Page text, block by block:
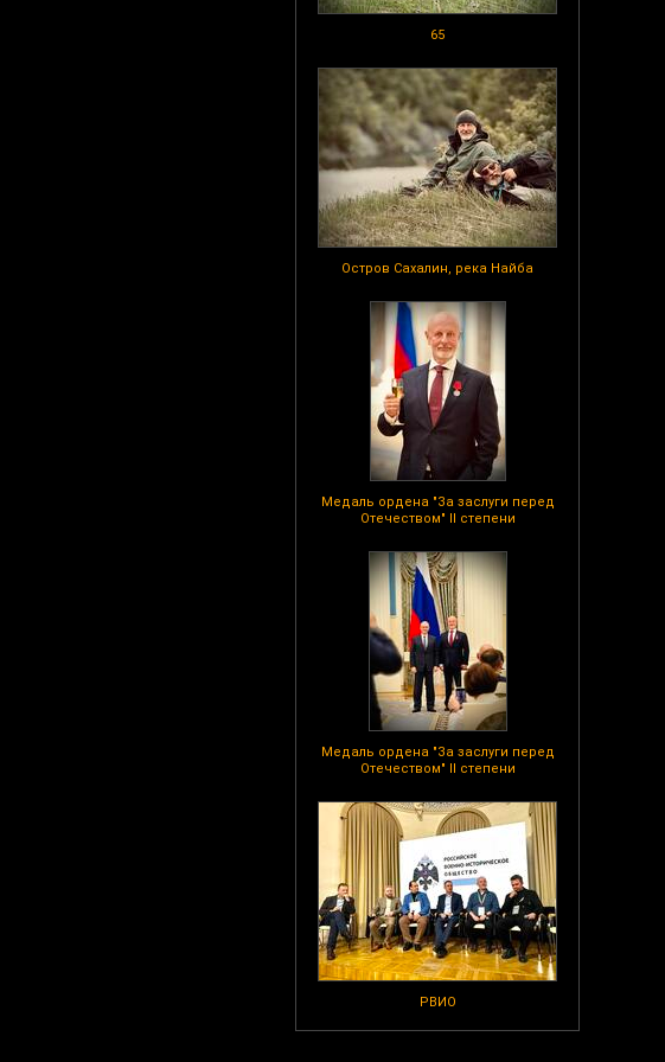
65
Остров Сахалин, река Найба
Медаль ордена "За заслуги перед
Отечеством" II степени
Медаль ордена "За заслуги перед
Отечеством" II степени
РВИО